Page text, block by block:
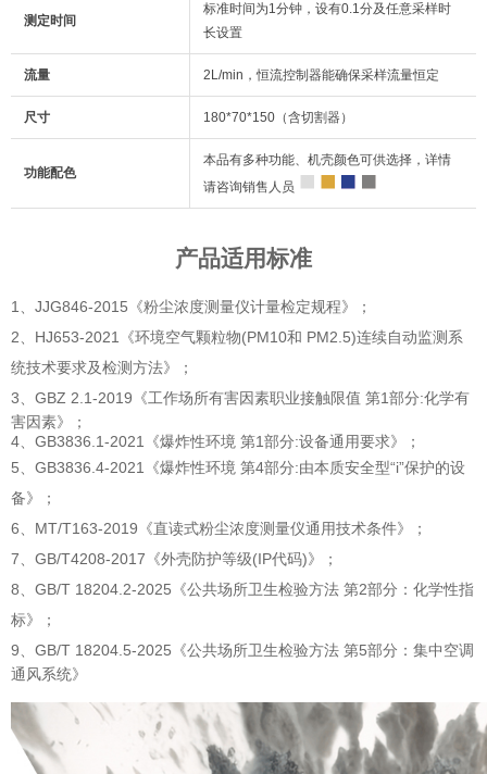
测定时间
标准时间为1分钟，设有0.1分及任意采样时
长设置
流量 2L/min，恒流控制器能确保采样流量恒定
尺寸 180*70*150（含切割器）
功能配色
本品有多种功能、机壳颜色可供选择，详情
请咨询销售人员
产品适用标准
1、JJG846-2015《粉尘浓度测量仪计量检定规程》；
2、HJ653-2021《环境空气颗粒物(PM10和 PM2.5)连续自动监测系
统技术要求及检测方法》；
3、GBZ 2.1-2019《工作场所有害因素职业接触限值 第1部分:化学有
害因素》；
4、GB3836.1-2021《爆炸性环境 第1部分:设备通用要求》；
5、GB3836.4-2021《爆炸性环境 第4部分:由本质安全型“i”保护的设
备》；
6、MT/T163-2019《直读式粉尘浓度测量仪通用技术条件》；
7、GB/T4208-2017《外壳防护等级(IP代码)》；
8、GB/T 18204.2-2025《公共场所卫生检验方法 第2部分：化学性指
标》；
9、 GB/T 18204.5-2025《公共场所卫生检验方法 第5部分：集中空调
通风系统》